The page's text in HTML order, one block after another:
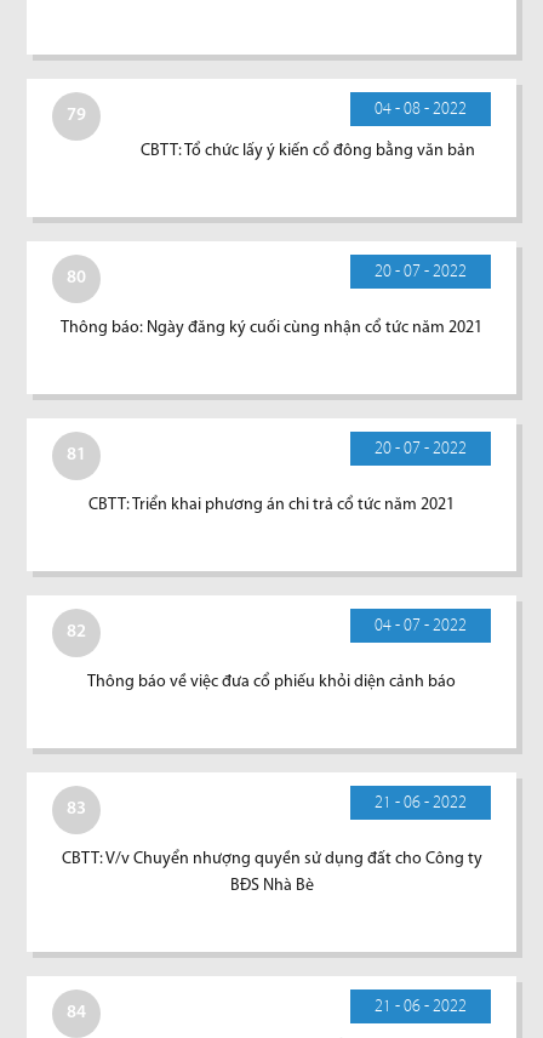
79 04 - 08 - 2022
CBTT: Tổ chức lấy ý kiến cổ đông bằng văn bản
80 20 - 07 - 2022
Thông báo: Ngày đăng ký cuối cùng nhận cổ tức năm 2021
81 20 - 07 - 2022
CBTT: Triển khai phương án chi trả cổ tức năm 2021
82 04 - 07 - 2022
Thông báo về việc đưa cổ phiếu khỏi diện cảnh báo
83 21 - 06 - 2022
CBTT: V/v Chuyển nhượng quyền sử dụng đất cho Công ty
BĐS Nhà Bè
84 21 - 06 - 2022